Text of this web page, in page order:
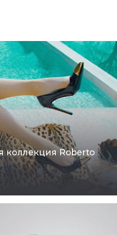
коллекция Roberto